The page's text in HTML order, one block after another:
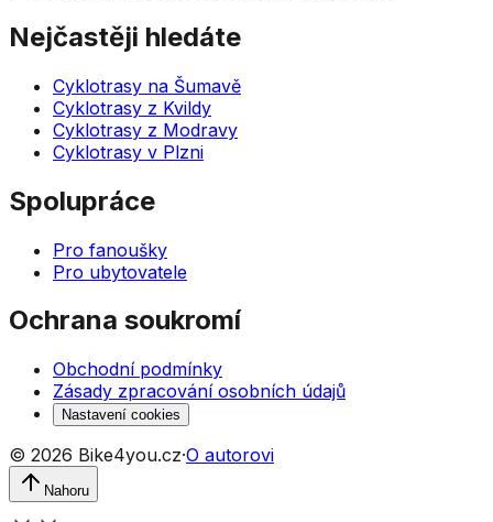
Nejčastěji hledáte
Cyklotrasy na Šumavě
Cyklotrasy z Kvildy
Cyklotrasy z Modravy
Cyklotrasy v Plzni
Spolupráce
Pro fanoušky
Pro ubytovatele
Ochrana soukromí
Obchodní podmínky
Zásady zpracování osobních údajů
Nastavení cookies
© 2026 Bike4you.cz·O autorovi
Nahoru